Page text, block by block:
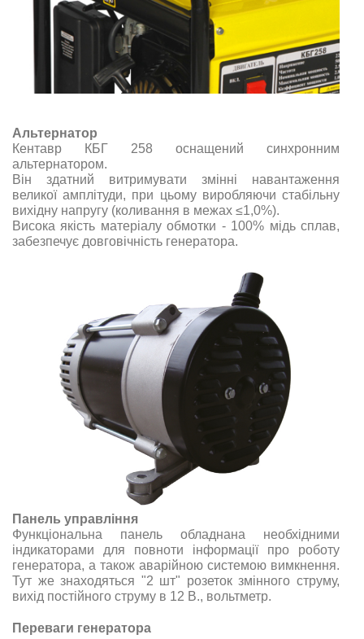
Альтернатор
Кентавр КБГ 258 оснащений синхронним
альтернатором.
Він здатний витримувати змінні навантаження
великої амплітуди, при цьому виробляючи стабільну
вихідну напругу (коливання в межах ≤1,0%).
Висока якість матеріалу обмотки - 100% мідь сплав,
забезпечує довговічність генератора.
Панель управління
Функціональна панель обладнана необхідними
індикаторами для повноти інформації про роботу
генератора, а також аварійною системою вимкнення.
Тут же знаходяться "2 шт" розеток змінного струму,
вихід постійного струму в 12 В., вольтметр.
Переваги генератора